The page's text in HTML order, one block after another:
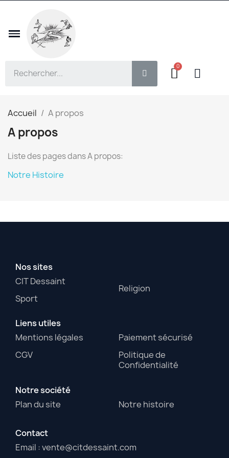
Accueil A propos
A propos
Liste des pages dans A propos:
Notre Histoire
Nos sites
CIT Dessaint
Sport
Religion
Liens utiles
Mentions légales
CGV
Paiement sécurisé
Politique de
Confidentialité
Notre société
Plan du site
Notre histoire
Contact
Email : vente@citdessaint.com